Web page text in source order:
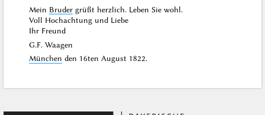
Mein Bruder grüßt herzlich. Leben Sie wohl.
Voll Hochachtung und Liebe
Ihr Freund
G.F. Waagen
München den 16ten August 1822.